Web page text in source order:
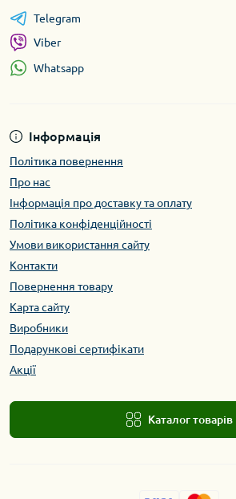
Інформація
Політика повернення
Про нас
Інформація про доставку та оплату
Політика конфіденційності
Умови використання сайту
Контакти
Повернення товару
Карта сайту
Виробники
Подарункові сертифікати
Акції
Каталог товарів
Telegram
Viber
Whatsapp